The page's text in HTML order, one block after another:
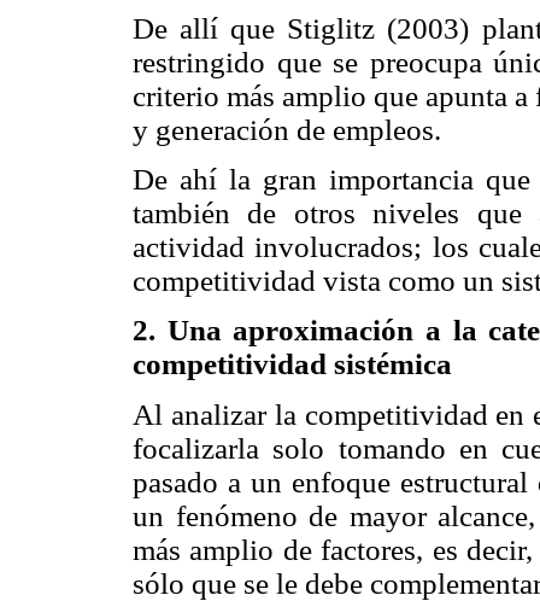
De allí que Stiglitz (2003)
restringido que se preocupa
criterio más amplio que apunta
y generación de empleos.
De ahí la gran importancia que
también de otros niveles
actividad involucrados; los
competitividad vista como un
2. Una aproximación a la
competitividad sistémica
Al analizar la competitividad en
focalizarla solo tomando en
pasado a un enfoque
un fenómeno de mayor
más amplio de factores, es
sólo que se le debe